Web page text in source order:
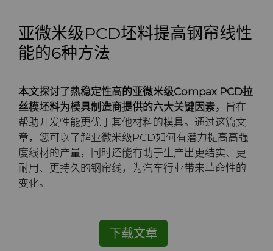
螺旋伞齿刀坯料
定制刀片坯料
Oil & Gas
Well Completion & Fracking
Flow Control Valve Trim
BZN™ Compacts产品
超厚BZN™
PCD
Compax™ PCD工具坯料
RTP粉末
旋转切刀拓展设计
金属切削锯片刀头
碳化硅半导体
工具制造
条款和条件
可持续性
亚微米级PCD坯料提高钢帘线性
能的6种方法
本文探讨了热稳定性高的亚微米级Compax PCD拉
丝模坯料为模具制造商提供的六大关键因素， 旨在
帮助开发性能更优于其他材料的模具。通过这篇文
章，您可以了解亚微米级PCD如何有潜力提高高强
度线材的产量，同时还能有助于生产出更结实、更
耐用、更持久的钢帘线，为汽车行业带来革命性的
变化。
下载文章